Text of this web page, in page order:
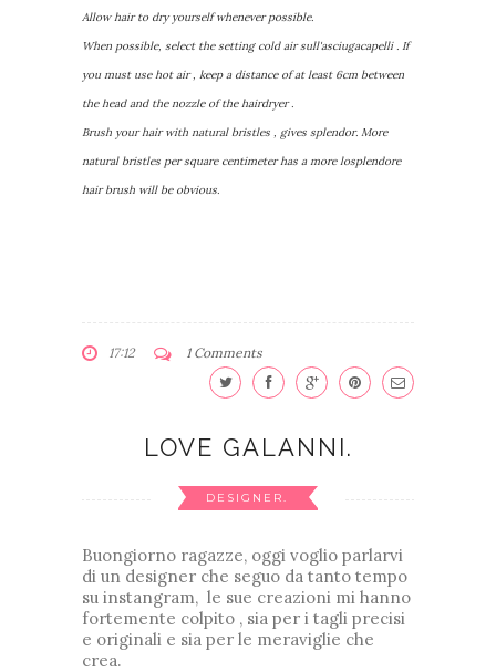
Allow hair to dry yourself whenever possible.
When possible, select the setting cold air sull'asciugacapelli . If
you must use hot air , keep a distance of at least 6cm between
the head and the nozzle of the hairdryer .
Brush your hair with natural bristles , gives splendor. More
natural bristles per square centimeter has a more losplendore
hair brush will be obvious.
17:12 1 Comments
LOVE GALANNI.
DESIGNER.
Buongiorno ragazze, oggi voglio parlarvi
di un designer che seguo da tanto tempo
su instangram, le sue creazioni mi hanno
fortemente colpito , sia per i tagli precisi
e originali e sia per le meraviglie che
crea.